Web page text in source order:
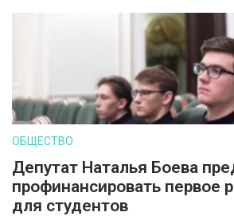
ОБЩЕСТВО
Депутат Наталья Боева
профинансировать первое
для студентов